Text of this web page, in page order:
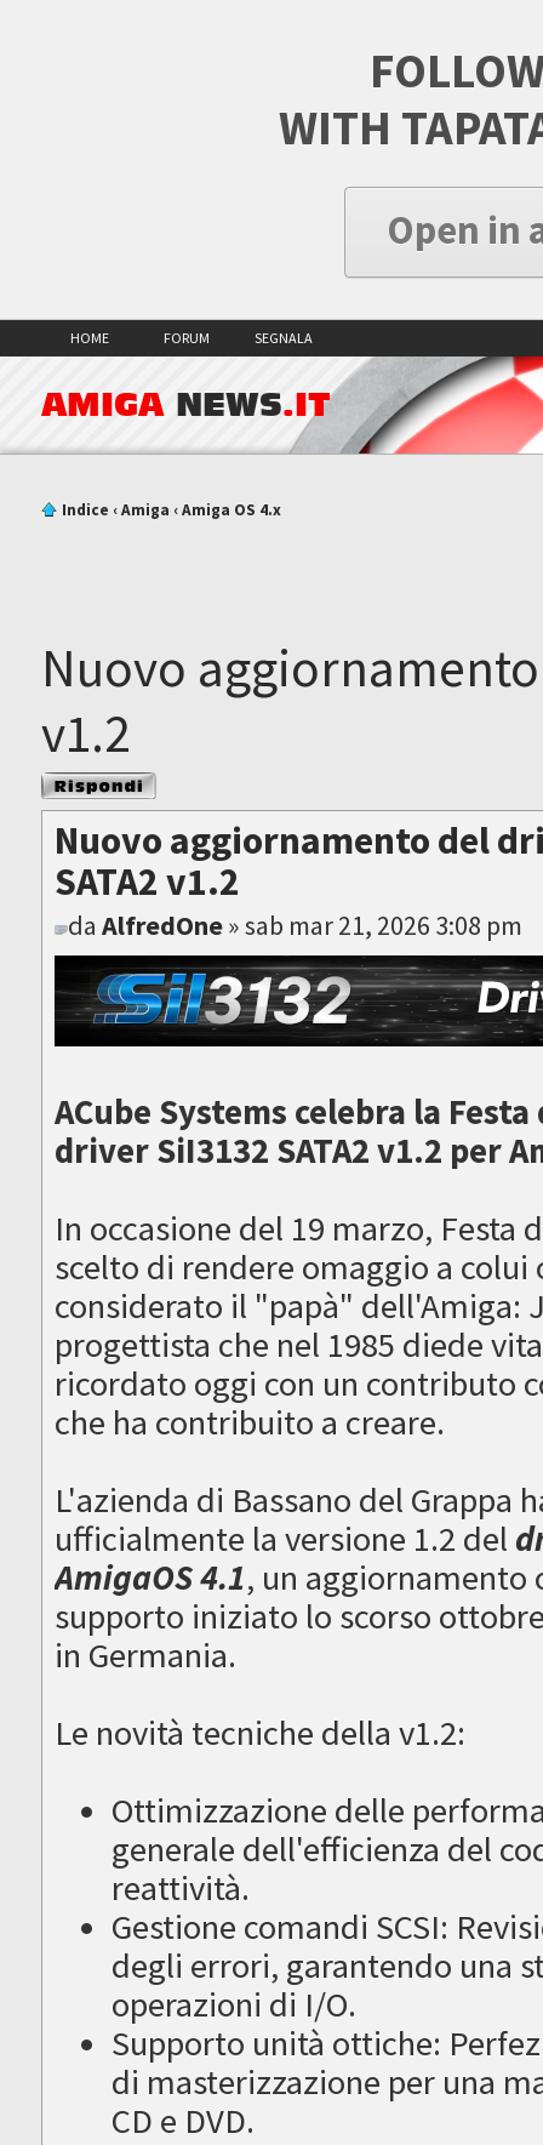
WITH
Open in
HOME FORUM SEGNALA
AMIGA NEWS.IT
Indice ‹Amiga ‹Amiga OS 4.x
Nuovo
v1.2
Rispondi al
messaggio
Nuovo aggiornamento del
SATA2 v1.2
daAlfredOne» sab mar 21, 2026 3:08 pm
ACube Systems celebra la
driver SiI3132 SATA2 v1.2 per
In occasione del 19 marzo, Festa
scelto di rendere omaggio a colui
considerato il "papà" dell'Amiga:
progettista che nel 1985 diede
ricordato oggi con un contributo
che ha contribuito a creare.
L'azienda di Bassano del Grappa
ufficialmente la versione 1.2 del
AmigaOS 4.1, un aggiornamento
supporto iniziato lo scorso
in Germania.
Le novità tecniche della v1.2:
Ottimizzazione delle
generale dell'efficienza del
reattività.
Gestione comandi SCSI:
degli errori, garantendo una
operazioni di I/O.
Supporto unità ottiche:
di masterizzazione per una
CD e DVD.